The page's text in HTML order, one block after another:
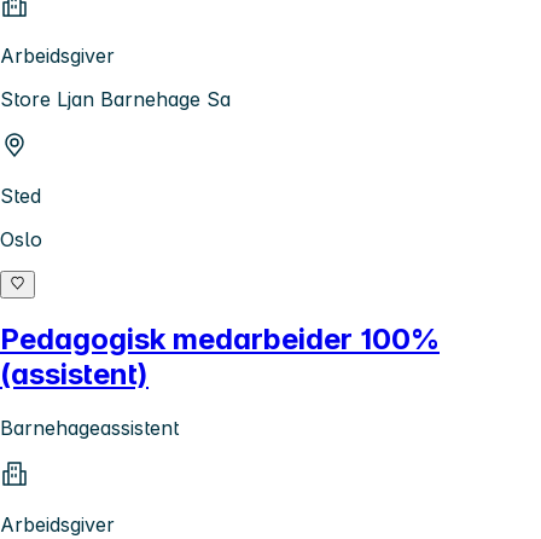
Arbeidsgiver
Store Ljan Barnehage Sa
Sted
Oslo
Pedagogisk medarbeider 100%
(assistent)
Barnehageassistent
Arbeidsgiver